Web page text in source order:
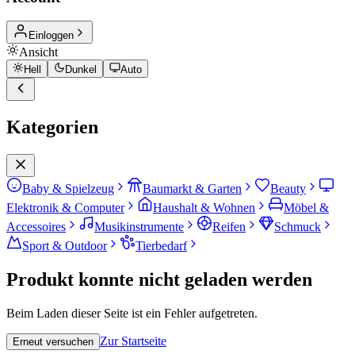
Einloggen
Ansicht
Hell Dunkel Auto
Kategorien
Baby & Spielzeug Baumarkt & Garten
Beauty
Elektronik & Computer
Haushalt & Wohnen
Möbel &
Accessoires
Musikinstrumente Reifen
Schmuck
Sport & Outdoor
Tierbedarf
Produkt konnte nicht geladen werden
Beim Laden dieser Seite ist ein Fehler aufgetreten.
Erneut versuchen Zur Startseite